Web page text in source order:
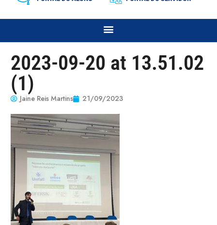
2023-09-20 at 13.51.02
(1)
Jaine Reis Martins 21/09/2023